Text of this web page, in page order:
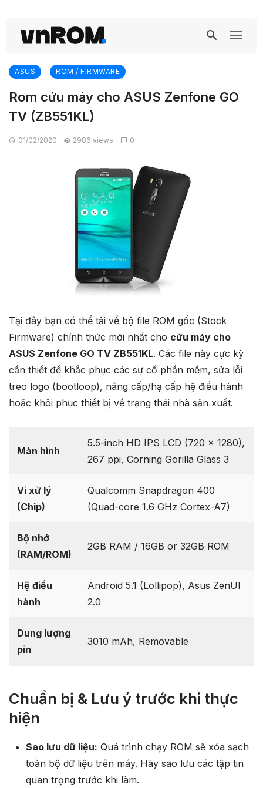
ASUS ROM / FIRMWARE
Rom cứu máy cho ASUS Zenfone GO
TV (ZB551KL)
01/02/2020 2986 views 0
Tại đây bạn có thể tải về bộ file ROM gốc (Stock
Firmware) chính thức mới nhất cho cứu máy cho
ASUS Zenfone GO TV ZB551KL. Các file này cực kỳ
cần thiết để khắc phục các sự cố phần mềm, sửa lỗi
treo logo (bootloop), nâng cấp/hạ cấp hệ điều hành
hoặc khôi phục thiết bị về trạng thái nhà sản xuất.
Màn hình
5.5-inch HD IPS LCD (720 x 1280),
267 ppi, Corning Gorilla Glass 3
Vi xử lý
(Chip)
Qualcomm Snapdragon 400
(Quad-core 1.6 GHz Cortex-A7)
Bộ nhớ
(RAM/ROM)
2GB RAM / 16GB or 32GB ROM
Hệ điều
hành
Android 5.1 (Lollipop), Asus ZenUI
2.0
Dung lượng
pin
3010 mAh, Removable
Chuẩn bị & Lưu ý trước khi thực
hiện
Sao lưu dữ liệu: Quá trình chạy ROM sẽ xóa sạch
toàn bộ dữ liệu trên máy. Hãy sao lưu các tập tin
quan trọng trước khi làm.